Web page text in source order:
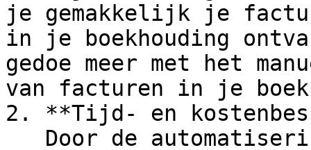
je gemakkelijk je
in je boekhouding
gedoe meer met het
van facturen in je
2. **Tijd- en